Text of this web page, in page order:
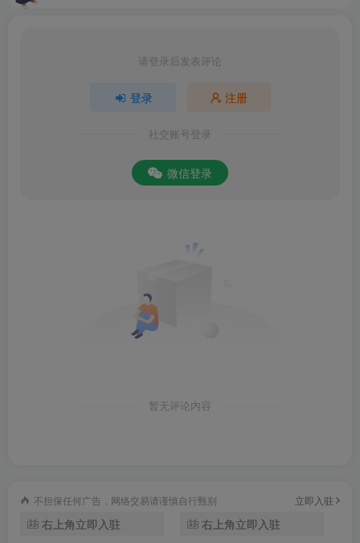
1、接入现场云，现场情况实时了解；
3、新栏目，新内容，一起进入全新“上海松江”。
此处内容已隐藏，请评论后刷新页面查看.
请登录后发表评论
登录 注册
社交账号登录
微信登录
暂无评论内容
不担保任何广告，网络交易请谨慎自行甄别 立即入驻
右上角立即入驻 右上角立即入驻